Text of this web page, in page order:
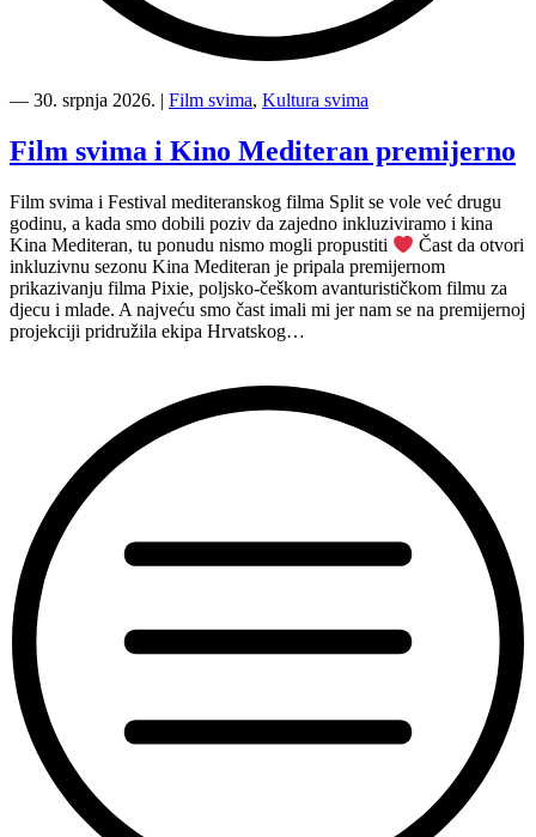
svima
inkluzivna
Film
x
Kino
Mediteran
projekcija
u
Ljetnom
kinu
― 30. srpnja 2026. | Film svima, Kultura svima
Film svima i Kino Mediteran premijerno
Film svima i Festival mediteranskog filma Split se vole već drugu
godinu, a kada smo dobili poziv da zajedno inkluziviramo i kina
Kina Mediteran, tu ponudu nismo mogli propustiti
Čast da otvori
inkluzivnu sezonu Kina Mediteran je pripala premijernom
prikazivanju filma Pixie, poljsko-češkom avanturističkom filmu za
djecu i mlade. A najveću smo čast imali mi jer nam se na premijernoj
projekciji pridružila ekipa Hrvatskog…